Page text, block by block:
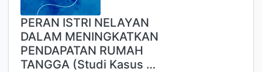
PERAN ISTRI NELAYAN
DALAM MENINGKATKAN
PENDAPATAN RUMAH
TANGGA (Studi Kasus …